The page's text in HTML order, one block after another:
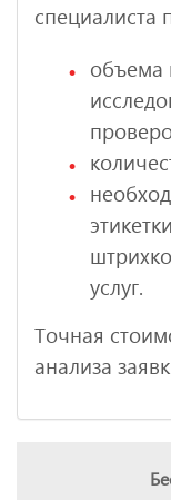
специалиста
объема
услуг.
Точная
анализа